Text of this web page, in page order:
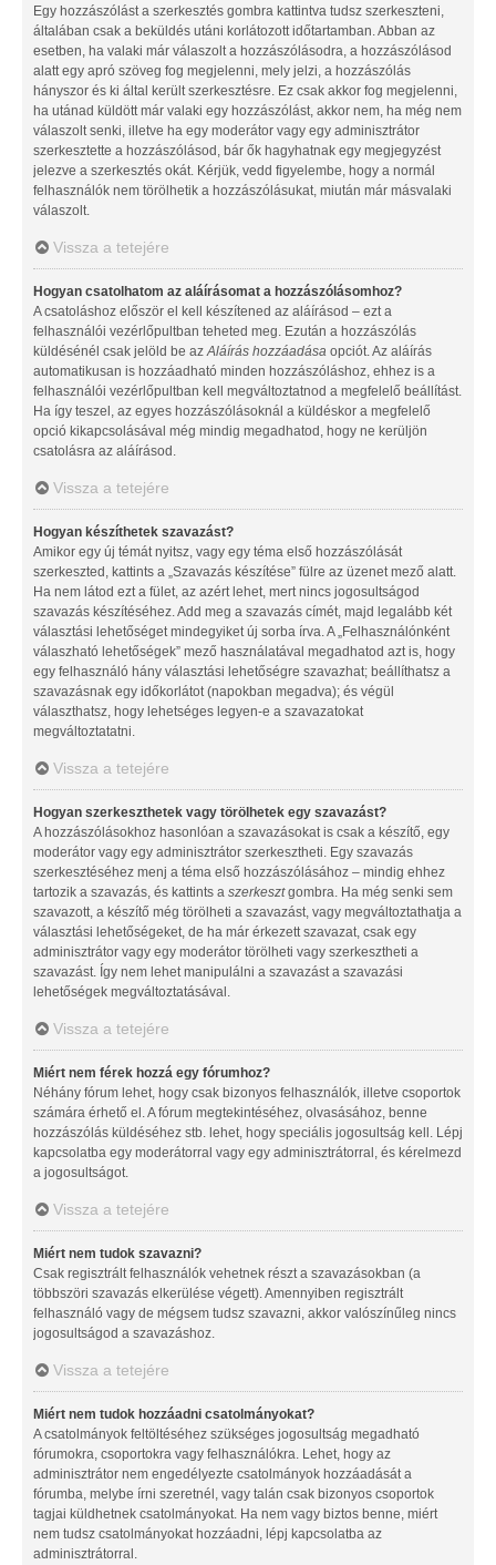
Egy hozzászólást a szerkesztés gombra kattintva tudsz szerkeszteni,
általában csak a beküldés utáni korlátozott időtartamban. Abban az
esetben, ha valaki már válaszolt a hozzászólásodra, a hozzászólásod
alatt egy apró szöveg fog megjelenni, mely jelzi, a hozzászólás
hányszor és ki által került szerkesztésre. Ez csak akkor fog megjelenni,
ha utánad küldött már valaki egy hozzászólást, akkor nem, ha még nem
válaszolt senki, illetve ha egy moderátor vagy egy adminisztrátor
szerkesztette a hozzászólásod, bár ők hagyhatnak egy megjegyzést
jelezve a szerkesztés okát. Kérjük, vedd figyelembe, hogy a normál
felhasználók nem törölhetik a hozzászólásukat, miután már másvalaki
válaszolt.
Vissza a tetejére
Hogyan csatolhatom az aláírásomat a hozzászólásomhoz?
A csatoláshoz először el kell készítened az aláírásod – ezt a
felhasználói vezérlőpultban teheted meg. Ezután a hozzászólás
küldésénél csak jelöld be az Aláírás hozzáadása opciót. Az aláírás
automatikusan is hozzáadható minden hozzászóláshoz, ehhez is a
felhasználói vezérlőpultban kell megváltoztatnod a megfelelő beállítást.
Ha így teszel, az egyes hozzászólásoknál a küldéskor a megfelelő
opció kikapcsolásával még mindig megadhatod, hogy ne kerüljön
csatolásra az aláírásod.
Vissza a tetejére
Hogyan készíthetek szavazást?
Amikor egy új témát nyitsz, vagy egy téma első hozzászólását
szerkeszted, kattints a „Szavazás készítése” fülre az üzenet mező alatt.
Ha nem látod ezt a fület, az azért lehet, mert nincs jogosultságod
szavazás készítéséhez. Add meg a szavazás címét, majd legalább két
választási lehetőséget mindegyiket új sorba írva. A „Felhasználónként
válaszható lehetőségek” mező használatával megadhatod azt is, hogy
egy felhasználó hány választási lehetőségre szavazhat; beállíthatsz a
szavazásnak egy időkorlátot (napokban megadva); és végül
választhatsz, hogy lehetséges legyen-e a szavazatokat
megváltoztatatni.
Vissza a tetejére
Hogyan szerkeszthetek vagy törölhetek egy szavazást?
A hozzászólásokhoz hasonlóan a szavazásokat is csak a készítő, egy
moderátor vagy egy adminisztrátor szerkesztheti. Egy szavazás
szerkesztéséhez menj a téma első hozzászólásához – mindig ehhez
tartozik a szavazás, és kattints a szerkesztgombra. Ha még senki sem
szavazott, a készítő még törölheti a szavazást, vagy megváltoztathatja a
választási lehetőségeket, de ha már érkezett szavazat, csak egy
adminisztrátor vagy egy moderátor törölheti vagy szerkesztheti a
szavazást. Így nem lehet manipulálni a szavazást a szavazási
lehetőségek megváltoztatásával.
Vissza a tetejére
Miért nem férek hozzá egy fórumhoz?
Néhány fórum lehet, hogy csak bizonyos felhasználók, illetve csoportok
számára érhető el. A fórum megtekintéséhez, olvasásához, benne
hozzászólás küldéséhez stb. lehet, hogy speciális jogosultság kell. Lépj
kapcsolatba egy moderátorral vagy egy adminisztrátorral, és kérelmezd
a jogosultságot.
Vissza a tetejére
Miért nem tudok szavazni?
Csak regisztrált felhasználók vehetnek részt a szavazásokban (a
többszöri szavazás elkerülése végett). Amennyiben regisztrált
felhasználó vagy de mégsem tudsz szavazni, akkor valószínűleg nincs
jogosultságod a szavazáshoz.
Vissza a tetejére
Miért nem tudok hozzáadni csatolmányokat?
A csatolmányok feltöltéséhez szükséges jogosultság megadható
fórumokra, csoportokra vagy felhasználókra. Lehet, hogy az
adminisztrátor nem engedélyezte csatolmányok hozzáadását a
fórumba, melybe írni szeretnél, vagy talán csak bizonyos csoportok
tagjai küldhetnek csatolmányokat. Ha nem vagy biztos benne, miért
nem tudsz csatolmányokat hozzáadni, lépj kapcsolatba az
adminisztrátorral.